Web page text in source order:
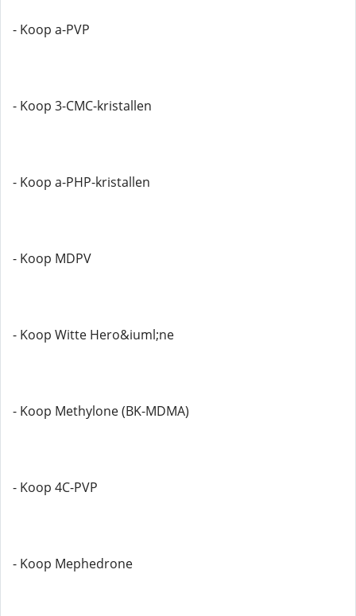
- Koop a-PVP
- Koop 3-CMC-kristallen
- Koop a-PHP-kristallen
- Koop MDPV
- Koop Witte Hero&iuml;ne
- Koop Methylone (BK-MDMA)
- Koop 4C-PVP
- Koop Mephedrone